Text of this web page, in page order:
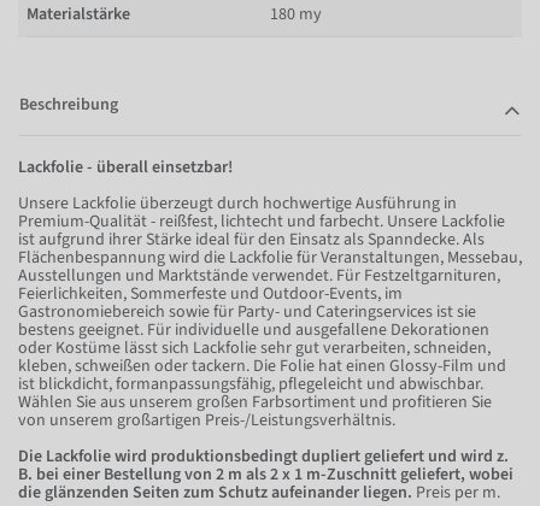
Materialstärke
180 my
Beschreibung
Lackfolie - überall einsetzbar!
Unsere Lackfolie überzeugt durch hochwertige Ausführung in
Premium-Qualität - reißfest, lichtecht und farbecht. Unsere Lackfolie
ist aufgrund ihrer Stärke ideal für den Einsatz als Spanndecke. Als
Flächenbespannung wird die Lackfolie für Veranstaltungen, Messebau,
Ausstellungen und Marktstände verwendet. Für Festzeltgarnituren,
Feierlichkeiten, Sommerfeste und Outdoor-Events, im
Gastronomiebereich sowie für Party- und Cateringservices ist sie
bestens geeignet. Für individuelle und ausgefallene Dekorationen
oder Kostüme lässt sich Lackfolie sehr gut verarbeiten, schneiden,
kleben, schweißen oder tackern. Die Folie hat einen Glossy-Film und
ist blickdicht, formanpassungsfähig, pflegeleicht und abwischbar.
Wählen Sie aus unserem großen Farbsortiment und profitieren Sie
von unserem großartigen Preis-/Leistungsverhältnis.
Die Lackfolie wird produktionsbedingt dupliert geliefert und wird z.
B. bei einer Bestellung von 2 m als 2 x 1 m-Zuschnitt geliefert, wobei
die glänzenden Seiten zum Schutz aufeinander liegen. Preis per m.